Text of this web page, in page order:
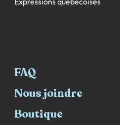
FAQ
Nous joindre
Boutique